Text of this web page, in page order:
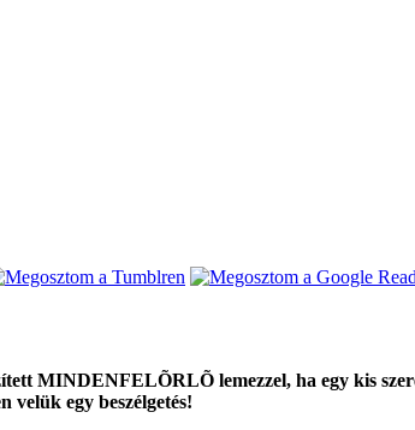
MINDENFELÕRLÕ lemezzel, ha egy kis
velük egy beszélgetés!